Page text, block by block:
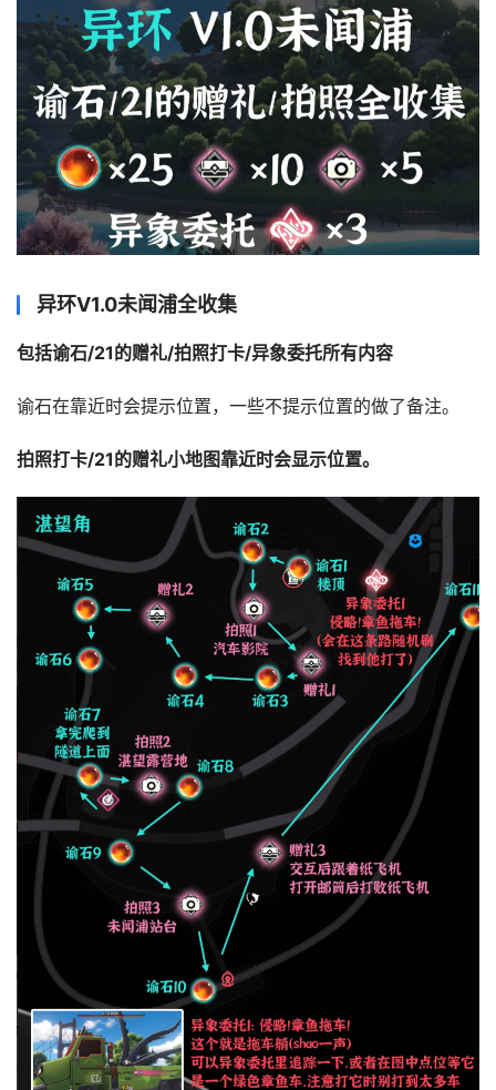
异环V1.0未闻浦全收集
包括谕石/21的赠礼/拍照打卡/异象委托所有内容
谕石在靠近时会提示位置，一些不提示位置的做了备注。
拍照打卡/21的赠礼小地图靠近时会显示位置。